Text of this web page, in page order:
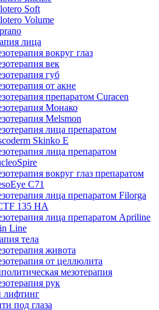
Soft
Volume
лица
вокруг глаз
век
губ
от акне
препаратом Curacen
Монако
Melsmon
лица препаратом
Skinko E
лица препаратом
вокруг глаз препаратом
С71
лица препаратом Filorga
135 HA
лица препаратом Apriline
Line
тела
живота
от целлюлита
мезотерапия
рук
лифтинг
под глаза